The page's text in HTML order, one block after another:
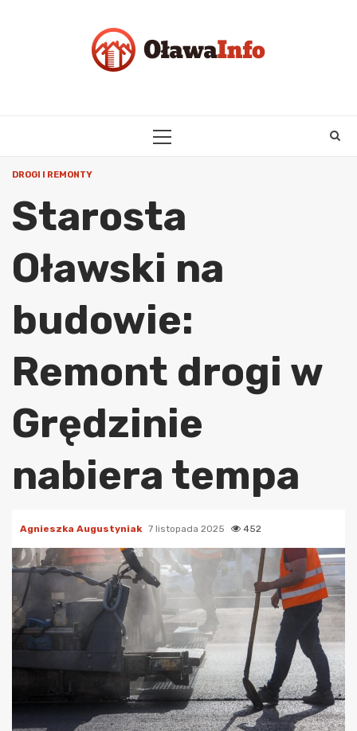
PRIMARY
DROGI I REMONTY
Starosta
Oławski na
budowie:
Remont drogi w
Grędzinie
nabiera tempa
Agnieszka Augustyniak 7 listopada 2025 452